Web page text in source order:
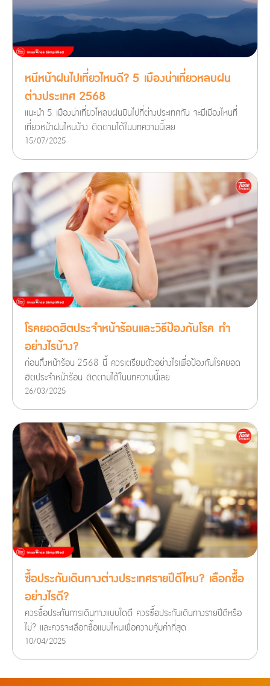
หนีหน้าฝนไปเที่ยวไหนดี? 5 เมืองน่าเที่ยวหลบฝน
ต่างประเทศ 2568
แนะนำ 5 เมืองน่าเที่ยวไหลบฝนบินไปที่ต่างประเทศกัน จะมีเมืองไหนที่
เที่ยวหน้าฝนไหนบ้าง ติดตามได้ในบทความนี้เลย
15/07/2025
โรคยอดฮิตประจำหน้าร้อนและวิธีป้องกันโรค ทำ
อย่างไรบ้าง?
ก่อนถึงหน้าร้อน 2568 นี้ ควรเตรียมตัวอย่างไรเพื่อป้องกันโรคยอด
ฮิตประจำหน้าร้อน ติดตามได้ในบทความนี้เลย
26/03/2025
ซื้อประกันเดินทางต่างประเทศรายปีดีไหม? เลือกซื้อ
อย่างไรดี?
ควรซื้อประกันการเดินทางแบบใดดี ควรซื้อประกันเดินทางรายปีดีหรือ
ไม่? และควรจะเลือกซื้อแบบไหนเพื่อความคุ้มค่าที่สุด
10/04/2025